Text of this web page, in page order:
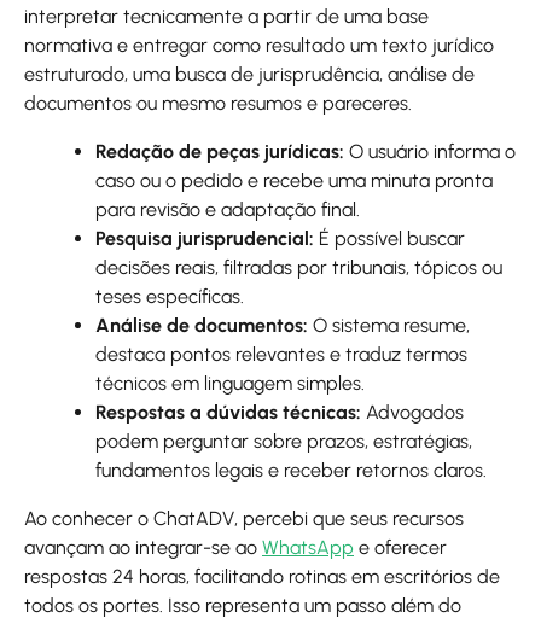
interpretar tecnicamente a partir de uma base
normativa e entregar como resultado um texto jurídico
estruturado, uma busca de jurisprudência, análise de
documentos ou mesmo resumos e pareceres.
Redação de peças jurídicas: O usuário informa o
caso ou o pedido e recebe uma minuta pronta
para revisão e adaptação final.
Pesquisa jurisprudencial: É possível buscar
decisões reais, filtradas por tribunais, tópicos ou
teses específicas.
Análise de documentos: O sistema resume,
destaca pontos relevantes e traduz termos
técnicos em linguagem simples.
Respostas a dúvidas técnicas: Advogados
podem perguntar sobre prazos, estratégias,
fundamentos legais e receber retornos claros.
Ao conhecer o ChatADV, percebi que seus recursos
avançam ao integrar-se ao WhatsApp e oferecer
respostas 24 horas, facilitando rotinas em escritórios de
todos os portes. Isso representa um passo além do